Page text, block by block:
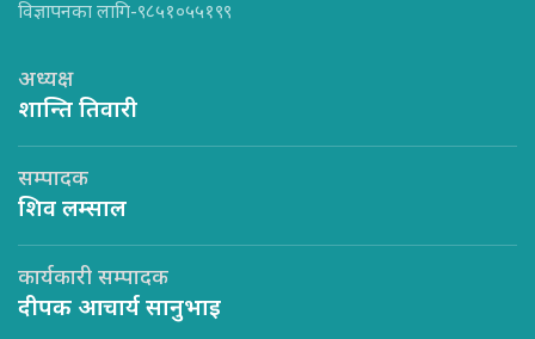
विज्ञापनका लागि-९८५१०५५१९९
अध्यक्ष
शान्ति तिवारी
सम्पादक
शिव लम्साल
कार्यकारी सम्पादक
दीपक आचार्य सानुभाइ